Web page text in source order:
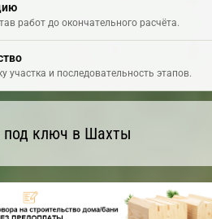
работ до окончательного расчёта.
участка и последовательность этапов.
ключ в Шахты